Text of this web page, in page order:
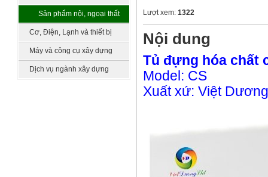
làm vườnSản phẩm nội, ngoại thất
khácCơ, Điện, Lạnh và thiết bị
công nghệ
Máy và công cụ xây dựng
Dịch vụ ngành xây dựng
Lượt xem: 1322
Nội dung
Tủ đựng hóa chất
Model: CS
Xuất xứ: Việt Dương